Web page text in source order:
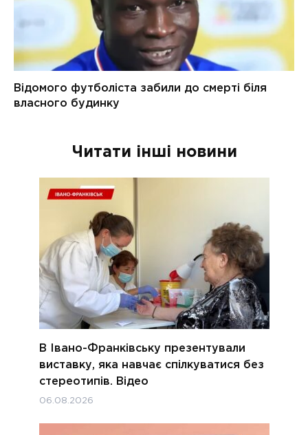
Читати інші новини
В Івано-Франківську презентували
виставку, яка навчає спілкуватися без
стереотипів. Відео
06.08.2026